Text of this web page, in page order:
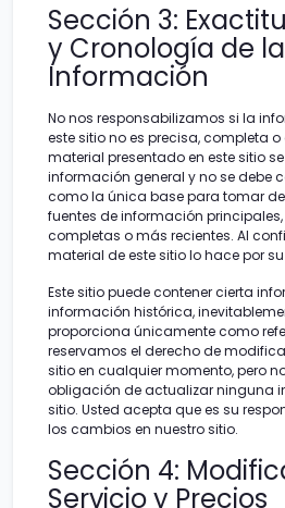
Sección 3:
y Cronología de la
Información
No nos responsabilizamos si la
este sitio no es precisa, completa
material presentado en este sitio
información general y no se debe
como la única base para tomar
fuentes de información
completas o más recientes. Al
material de este sitio lo hace por
Este sitio puede contener cierta
información histórica,
proporciona únicamente como
reservamos el derecho de
sitio en cualquier momento, pero
obligación de actualizar ninguna
sitio. Usted acepta que es su
los cambios en nuestro sitio.
Sección 4:
Servicio y Precios